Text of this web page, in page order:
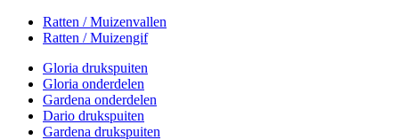
Ratten / Muizenvallen
Ratten / Muizengif
Gloria drukspuiten
Gloria onderdelen
Gardena onderdelen
Dario drukspuiten
Gardena drukspuiten